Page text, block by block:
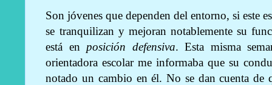
Son jóvenes que dependen del entorno, si este
se tranquilizan y mejoran notablemente su
está en posición defensiva. Esta misma
orientadora escolar me informaba que su
notado un cambio en él. No se dan cuenta de